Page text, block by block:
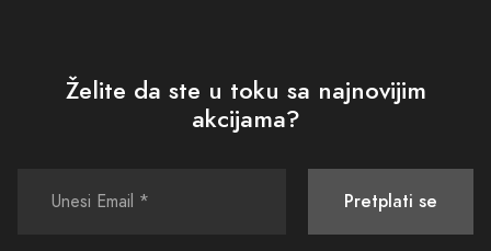
Želite da ste u toku sa najnovijim
akcijama?
Pretplati se